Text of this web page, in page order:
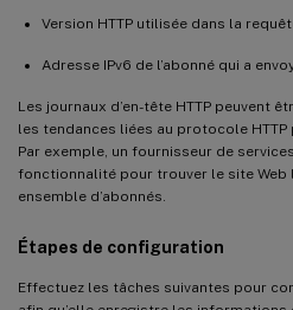
Version HTTP utilisée dans la
Adresse IPv6 de l’abonné qui a
Les journaux d’en-tête HTTP peuvent
les tendances liées au protocole HTTP
Par exemple, un fournisseur de
fonctionnalité pour trouver le site Web
ensemble d’abonnés.
Étapes de configuration
Effectuez les tâches suivantes pour